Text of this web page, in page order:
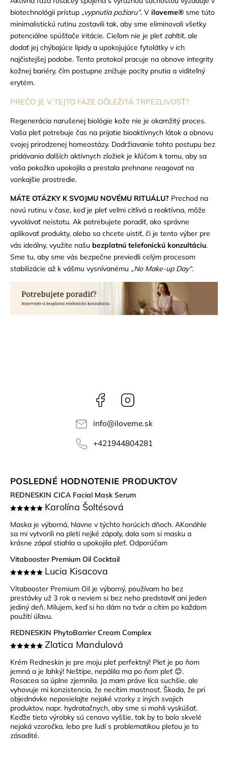
biotechnológii prístup „vypnutia požiaru“. V iloveme® sme túto
minimalistickú rutinu zostavili tak, aby sme eliminovali všetky
potenciálne spúšťače iritácie. Cieľom nie je pleť zahltiť, ale
dodať jej chýbajúce lipidy a upokojujúce fytolátky v ich
najčistejšej podobe. Tento protokol pracuje na obnove integrity
kožnej bariéry, čím postupne znižuje pocity pnutia a viditeľný
erytém.
PREČO JE V TEJTO FÁZE DÔLEŽITÁ TRPEZLIVOSŤ?
Regenerácia narušenej biológie kože nie je okamžitý proces.
Vaša pleť potrebuje čas na prijatie bioaktívnych látok a obnovu
svojej prirodzenej homeostázy. Dodržiavanie tohto postupu bez
pridávania ďalších aktívnych zložiek je kľúčom k tomu, aby sa
vaša pokožka upokojila a prestala prehnane reagovať na
vonkajšie prostredie.
MÁTE OTÁZKY K SVOJMU NOVÉMU RITUÁLU? Prechod na
novú rutinu v čase, keď je pleť veľmi citlivá a reaktívna, môže
vyvolávať neistotu. Ak potrebujete poradiť, ako správne
aplikovať produkty, alebo sa chcete uistiť, či je tento výber pre
vás ideálny, využite našu bezplatnú telefonickú konzultáciu.
Sme tu, aby sme vás bezpečne previedli celým procesom
stabilizácie až k vášmu vysnívanému „No Make-up Day“.
Facebook
info@iloveme.sk
+421944804281
POSLEDNÉ HODNOTENIE PRODUKTOV
REDNESKIN CICA Facial Mask Serum
Karolína Šoltésová
Maska je výborná, hlavne v týchto horúcich dňoch. AKonáhle
sa mi vytvorili na pleti nejké zápaly, dala som si masku a
krásne zápal stiahla a upokojila pleť. Odporúčam
Vitabooster Premium Oil Cocktail
Lucia Kisacova
Vitabooster Premium Oil je výborný, používam ho bez
prestávky už 3 rok a neviem si bez neho predstaviť ani jeden
jediný deň. Milujem, keď si ho dám na tvár a cítim po každom
použití úľavu.
REDNESKIN PhytoBarrier Cream Complex
Zlatica Mandulová
Krém Redneskin je pre moju pleť perfektný! Pleť je po ňom
jemná a je ľahký! Neštípe, nepálila ma po ňom pleť 😊.
Rosacea sa úplne zjemnila. Ja mam práve líca suchšie, ale
vyhovuje mi konzistencia, že necítim mastnosť. Škoda, že pri
objednávke neposielajte nejaké vzorky z iných svojich
produktov, napr. hydratačnych, aby sme si mohli vyskúšať.
Keďže tieto výrobky sú cenovo vyššie, tak by to bolo skvelé
nejaká vzoročka, lebo pre ľudí s problematikou pleťou je to
zásadité.